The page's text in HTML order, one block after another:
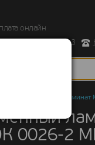
онлайн
д.43 корпус 3
Ламинат
0026-2